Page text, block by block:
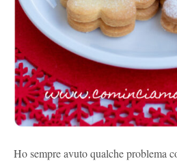
Ho sempre avuto qualche problema